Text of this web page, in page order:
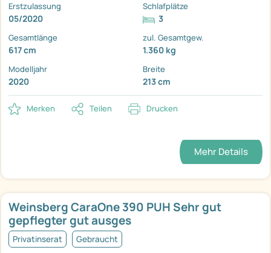
Erstzulassung
05/2020
Schlafplätze
3
Gesamtlänge
617 cm
zul. Gesamtgew.
1.360 kg
Modelljahr
2020
Breite
213 cm
Merken Teilen Drucken
Mehr Details
Weinsberg CaraOne 390 PUH Sehr gut
gepflegter gut ausges
Privatinserat Gebraucht